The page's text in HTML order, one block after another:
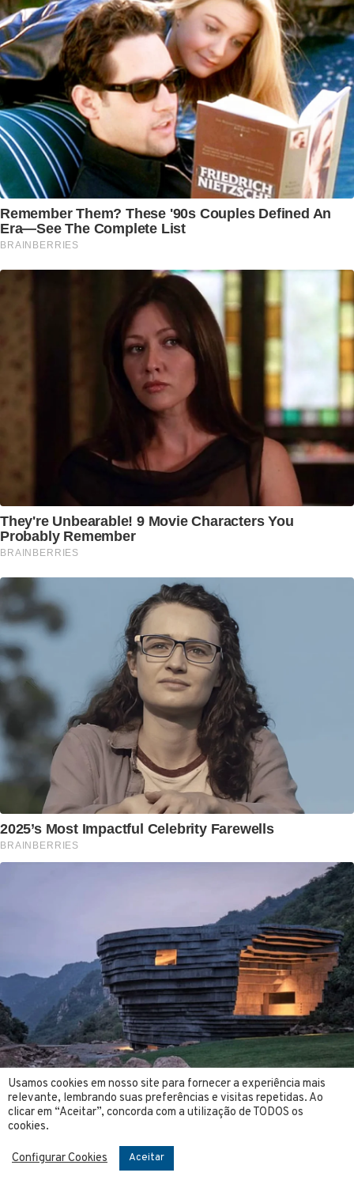
Usamos cookies em nosso site para fornecer a experiência mais
relevante, lembrando suas preferências e visitas repetidas. Ao
clicar em “Aceitar”, concorda com a utilização de TODOS os
cookies.
Configurar Cookies Aceitar